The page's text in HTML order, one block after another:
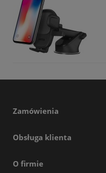
Zamówienia
Obsługa klienta
O firmie